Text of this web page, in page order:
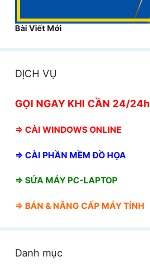
Bài Viết Mới
DỊCH VỤ
GỌI NGAY KHI CẦN 24/24h
⇒ CÀI WINDOWS ONLINE
⇒ CÀI PHẦN MỀM ĐỒ HỌA
⇒ SỬA MÁY PC-LAPTOP
⇒ BÁN & NÂNG CẤP MÁY TÍNH
Danh mục